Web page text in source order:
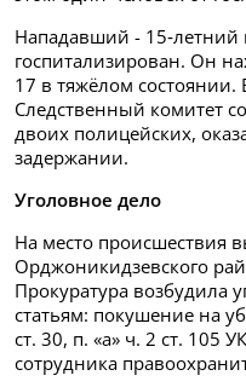
Нападавший - 15‑летний
госпитализирован. Он
17 в тяжёлом
Следственный комитет
двоих полицейских,
задержании.
Уголовное дело
На место происшествия
Орджоникидзевского
Прокуратура возбудила
статьям: покушение на
ст. 30, п. «а» ч. 2 ст. 105
сотрудника